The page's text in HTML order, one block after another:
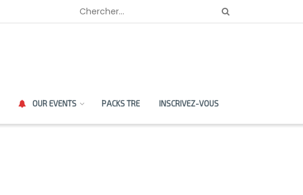
OUR EVENTS PACKS TRE INSCRIVEZ-VOUS